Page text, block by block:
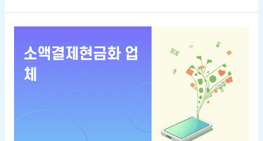
소액결제현금화
업체
선택을
6가지